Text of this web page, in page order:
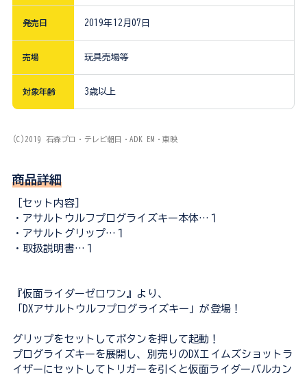
発売日 2019年12月07日
売場 玩具売場等
対象年齢 3歳以上
(C)2019 石森プロ・テレビ朝日・ADK EM・東映
商品詳細
［セット内容］
・アサルトウルフプログライズキー本体…１
・アサルトグリップ…１
・取扱説明書…１
『仮面ライダーゼロワン』より、
「DXアサルトウルフプログライズキー」が登場！
グリップをセットしてボタンを押して起動！
プログライズキーを展開し、別売りのDXエイムズショットラ
イザーにセットしてトリガーを引くと仮面ライダーバルカン